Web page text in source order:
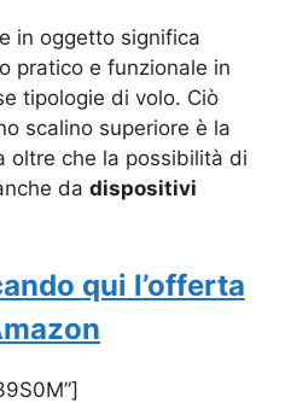
in oggetto significa
pratico e funzionale in
tipologie di volo. Ciò
scalino superiore è la
oltre che la possibilità di
da dispositivi
qui l’offerta